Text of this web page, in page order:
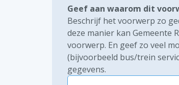
Geef aan waarom dit
Beschrijf het voorwerp zo
deze manier kan Gemeente
voorwerp. En geef zo veel
(bijvoorbeeld bus/trein
gegevens.